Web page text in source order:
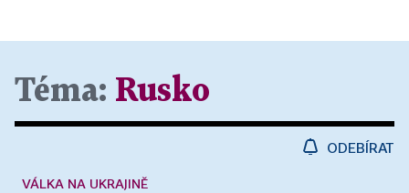
Téma: Rusko
ODEBÍRAT
VÁLKA NA UKRAJINĚ